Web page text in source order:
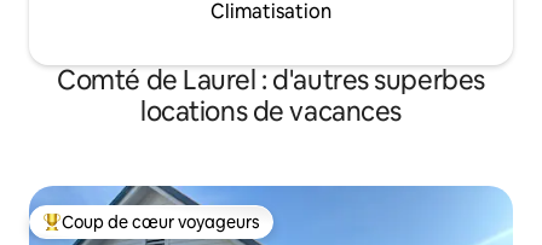
Climatisation
Comté de Laurel : d'autres superbes
locations de vacances
Coups de cœur voyageurs les plus appréciés
Coup de cœur voyageurs